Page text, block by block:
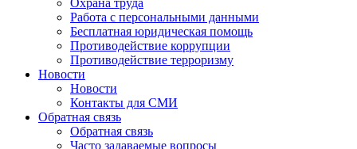
Работа с персональными данными
Бесплатная юридическая помощь
Противодействие коррупции
Противодействие терроризму
Новости
Новости
Контакты для СМИ
Обратная связь
Обратная связь
Часто задаваемые вопросы